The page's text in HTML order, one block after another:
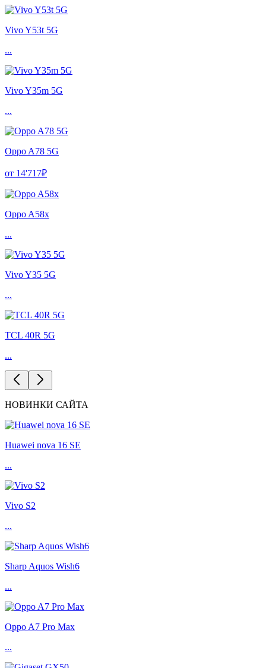
Vivo Y53t 5G
...
Vivo Y35m 5G
...
Oppo A78 5G
от 14'717₽
Oppo A58x
...
Vivo Y35 5G
...
TCL 40R 5G
...
НОВИНКИ САЙТА
Huawei nova 16 SE
...
Vivo S2
...
Sharp Aquos Wish6
...
Oppo A7 Pro Max
...